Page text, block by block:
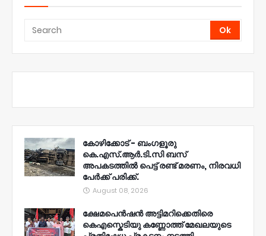
കോഴിക്കോട് - ബംഗളൂരു
കെ.എസ്.ആർ.ടി.സി ബസ്
അപകടത്തിൽ പെട്ട് രണ്ട് മരണം, നിരവധി
പേർക്ക് പരിക്ക്.
August 08, 2026
ക്ഷേമപെൻഷൻ അട്ടിമറിക്കെതിരെ
കെഎസ്കെടിയു കണ്ണോത്ത് മേഖലയുടെ